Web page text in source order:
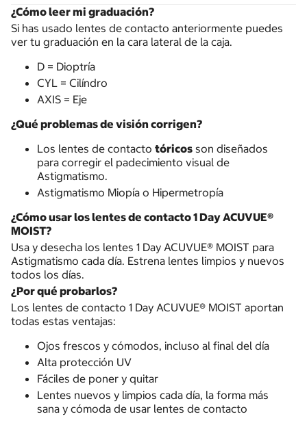
¿Cómo leer mi graduación?
Si has usado lentes de contacto anteriormente puedes
ver tu graduación en la cara lateral de la caja.
D = Dioptría
CYL = Cilíndro
AXIS = Eje
¿Qué problemas de visión corrigen?
Los lentes de contacto tóricosson diseñados
para corregir el padecimiento visual de
Astigmatismo.
Astigmatismo Miopía o Hipermetropía
¿Cómo usar los lentes de contacto 1 Day ACUVUE®
MOIST?
Usa y desecha los lentes 1 Day ACUVUE® MOIST para
Astigmatismo cada día. Estrena lentes limpios y nuevos
todos los días.
¿Por qué probarlos?
Los lentes de contacto 1 Day ACUVUE® MOIST aportan
todas estas ventajas:
Ojos frescos y cómodos, incluso al final del día
Alta protección UV
Fáciles de poner y quitar
Lentes nuevos y limpios cada día, la forma más
sana y cómoda de usar lentes de contacto